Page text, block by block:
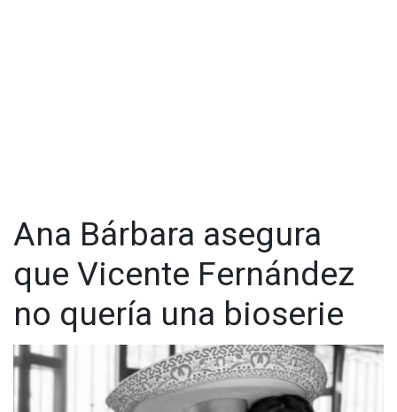
Ana Bárbara asegura
que Vicente Fernández
no quería una bioserie